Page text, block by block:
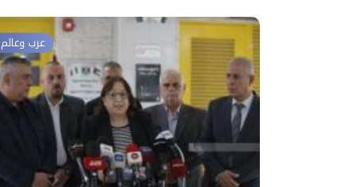
عرب وعالم